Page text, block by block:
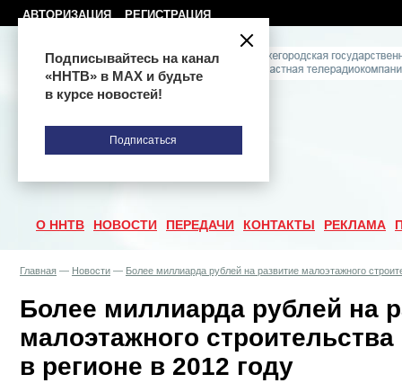
АВТОРИЗАЦИЯ РЕГИСТРАЦИЯ
О ННТВ НОВОСТИ ПЕРЕДАЧИ КОНТАКТЫ РЕКЛАМА
Главная — Новости — Более миллиарда рублей на развитие малоэтажного
Более миллиарда рублей на
малоэтажного
в регионе в 2012 году
Подписывайтесь на канал
«ННТВ» в МАХ и будьте
в курсе новостей!
Подписаться